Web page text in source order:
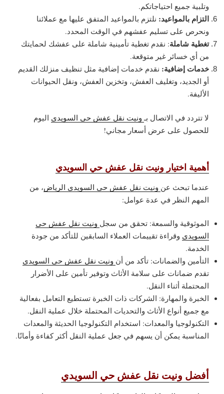
وتلبية جميع احتياجاتكم.
التزام بالمواعيد: نلتزم بالمواعيد المتفق عليها مع عملائنا
ونحرص على تسليم عفشهم في الوقت المحدد.
تغطية شاملة: نقدم تغطية تأمينية شاملة على عفشك لحمايتك
من أي خسائر غير متوقعة.
خدمات إضافية: نقدم خدمات إضافية مثل تنظيف منزلك القديم
أو الجديد، وتغليف العفش، وتخزين العفش، ونقل الحيوانات
الأليفة.
لا تتردد في الاتصال بـ ونيت نقل عفش حي السويدي اليوم
للحصول على عرض أسعار مجاني!
أهمية اختيار ونيت نقل عفش حي السويدي
عندما تبحث عن ونيت نقل عفش حي السويدي الرياض، من
المهم النظر في عدة عوامل:
الموثوقية والسمعة: تحقق من سجل ونيت نقل عفش حي
السويدي وقراءة تقييمات العملاء السابقين للتأكد من جودة
الخدمة.
التأمين والضمانات: تأكد من أن ونيت نقل عفش حي السويدي
تقدم ضمانات على سلامة الأثاث وتوفير تأمين على الأضرار
المحتملة أثناء النقل.
الخبرة والمهارة: الشركات ذات الخبرة تستطيع التعامل بفعالية
مع جميع أنواع الأثاث والتحديات المحتملة خلال عملية النقل.
التكنولوجيا والمعدات: استخدام التكنولوجيا الحديثة والمعدات
المناسبة يمكن أن يسهم في جعل عملية النقل أكثر كفاءة وأمانًا.
أفضل ونيت نقل عفش حي السويدي